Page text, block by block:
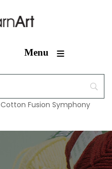
Menu ≡
Cotton Fusion Symphony